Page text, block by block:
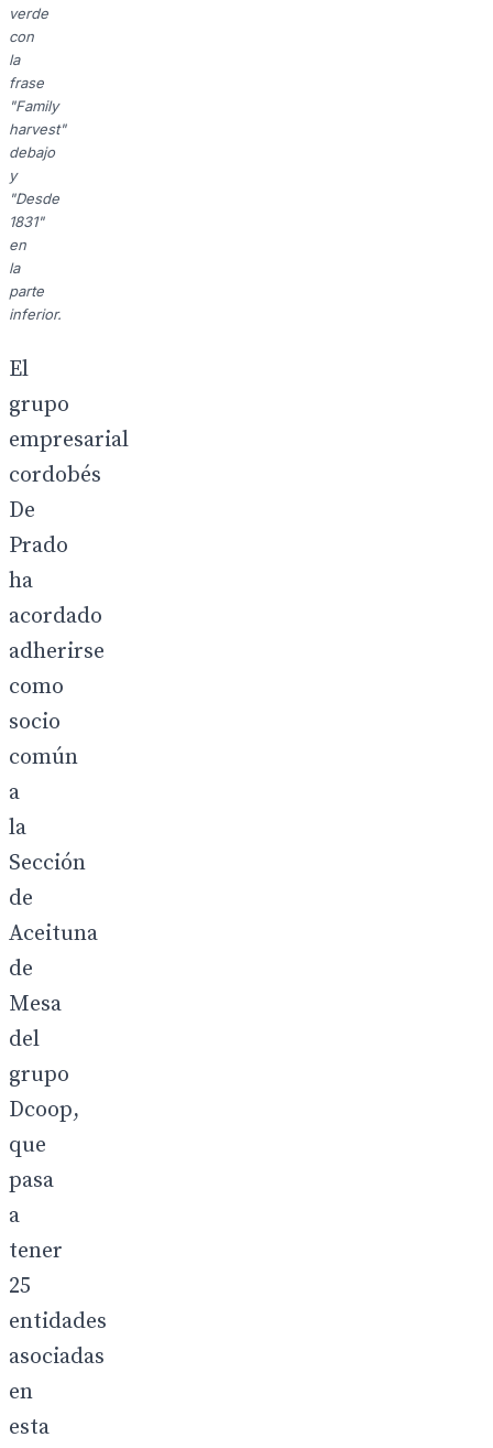
verde
con
la
frase
"Family
harvest"
debajo
y
"Desde
1831"
en
la
parte
inferior.
El
grupo
empresarial
cordobés
De
Prado
ha
acordado
adherirse
como
socio
común
a
la
Sección
de
Aceituna
de
Mesa
del
grupo
Dcoop,
que
pasa
a
tener
25
entidades
asociadas
en
esta